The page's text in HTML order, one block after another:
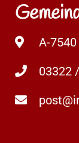
A-
03322